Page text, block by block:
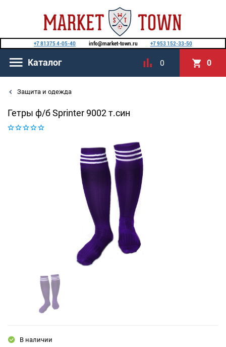
+7 81375 4-05-40 info@market-town.ru +7 953 152-33-50
Каталог 0 0
Защита и одежда
Гетры ф/б Sprinter 9002 т.син
В наличии